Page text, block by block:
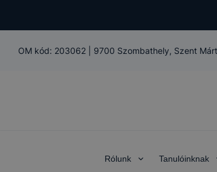
OM kód: 203062 9700 Szombathely, Szent
Rólunk Tanulóinknak